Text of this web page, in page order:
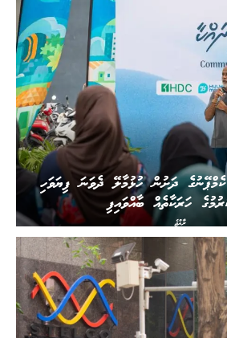
ރާއްޖެ
ދަށުން ހުޅުމާލޭ ދެވަނަ ފިޔަވަހި
ހަރަކާތެއް ބާއްވައިފި